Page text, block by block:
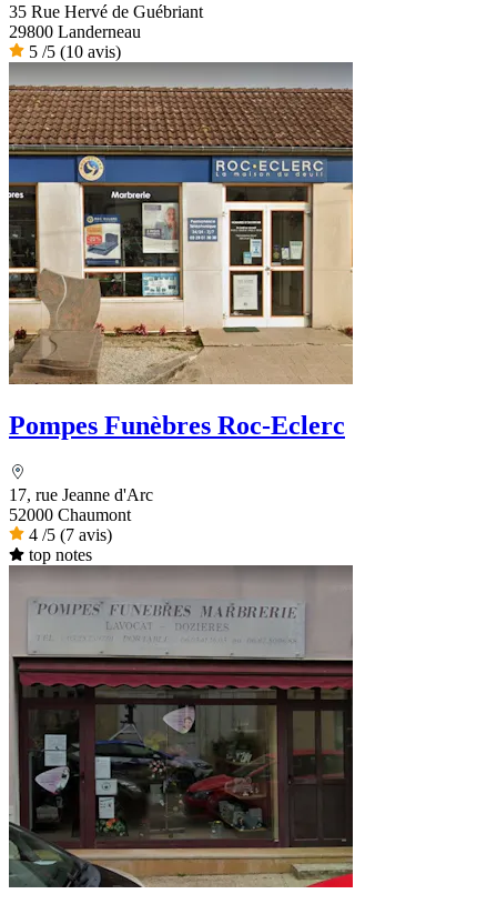
35 Rue Hervé de Guébriant
29800 Landerneau
5 /5 (10 avis)
Pompes Funèbres Roc-Eclerc
17, rue Jeanne d'Arc
52000 Chaumont
4 /5 (7 avis)
top notes